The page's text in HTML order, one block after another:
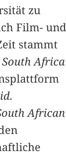
zu
Film- und
stammt
Africa
African